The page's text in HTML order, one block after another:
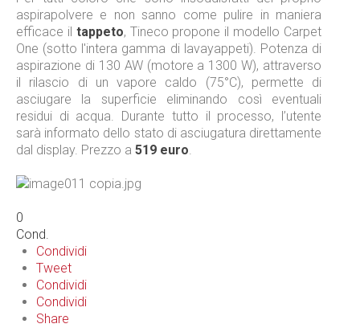
aspirapolvere e non sanno come pulire in maniera
efficace il tappeto, Tineco propone il modello Carpet
One (sotto l'intera gamma di lavayappeti). Potenza di
aspirazione di 130 AW (motore a 1300 W), attraverso
il rilascio di un vapore caldo (75°C), permette di
asciugare la superficie eliminando così eventuali
residui di acqua. Durante tutto il processo, l’utente
sarà informato dello stato di asciugatura direttamente
dal display. Prezzo a 519 euro.
0
Cond.
Condividi
Tweet
Condividi
Condividi
Share